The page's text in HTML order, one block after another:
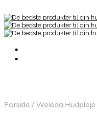
Forside / Weleda Hudpleje